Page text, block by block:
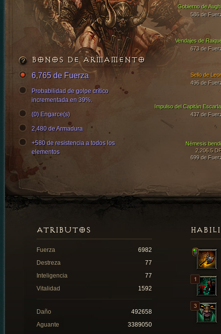
Gobierno de
586 de
Vendajes de
673 de
Impulso del Capitán
437 de
Némesis
2,206.5
699 de
Sello de
496 de
BONOS DE ARMAMENTO
6,765 de Fuerza
Probabilidad de golpe crítico
incrementada en 39%.
(0) Engarce(s)
2,480 de Armadura
+580 de resistencia a todos los
elementos
ATRIBUTOS
Fuerza
6982
Destreza
77
Inteligencia
77
Vitalidad
1592
Daño
492658
Aguante
3389050